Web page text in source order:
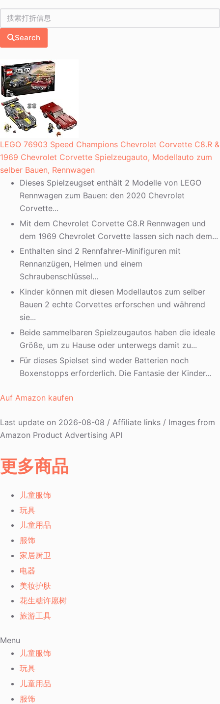
Search
LEGO 76903 Speed Champions Chevrolet Corvette C8.R &
1969 Chevrolet Corvette Spielzeugauto, Modellauto zum
selber Bauen, Rennwagen
Dieses Spielzeugset enthält 2 Modelle von LEGO
Rennwagen zum Bauen: den 2020 Chevrolet
Corvette...
Mit dem Chevrolet Corvette C8.R Rennwagen und
dem 1969 Chevrolet Corvette lassen sich nach dem...
Enthalten sind 2 Rennfahrer-Minifiguren mit
Rennanzügen, Helmen und einem
Schraubenschlüssel...
Kinder können mit diesen Modellautos zum selber
Bauen 2 echte Corvettes erforschen und während
sie...
Beide sammelbaren Spielzeugautos haben die ideale
Größe, um zu Hause oder unterwegs damit zu...
Für dieses Spielset sind weder Batterien noch
Boxenstopps erforderlich. Die Fantasie der Kinder...
Auf Amazon kaufen
Last update on 2026-08-08 / Affiliate links / Images from
Amazon Product Advertising API
更多商品
儿童服饰
玩具
儿童用品
服饰
家居厨卫
电器
美妆护肤
花生糖许愿树
旅游工具
Menu
儿童服饰
玩具
儿童用品
服饰